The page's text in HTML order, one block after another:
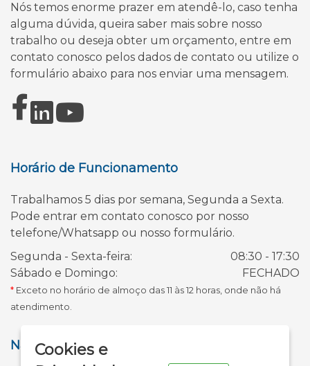
Nós temos enorme prazer em atendê-lo, caso tenha
alguma dúvida, queira saber mais sobre nosso
trabalho ou deseja obter um orçamento, entre em
contato conosco pelos dados de contato ou utilize o
formulário abaixo para nos enviar uma mensagem.
Horário de Funcionamento
Trabalhamos 5 dias por semana, Segunda a Sexta.
Pode entrar em contato conosco por nosso
telefone/Whatsapp ou nosso formulário.
Segunda - Sexta-feira:
08:30 - 17:30
Sábado e Domingo:
FECHADO
* Exceto no horário de almoço das 11 às 12 horas, onde não há
atendimento.
Navegação
Cookies e